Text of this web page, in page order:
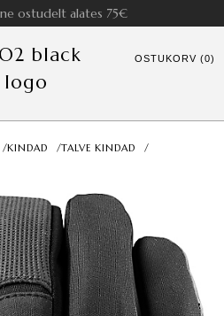
ostudelt alates 75€
OSTUKORV (0)
/KINDAD /TALVE KINDAD
/